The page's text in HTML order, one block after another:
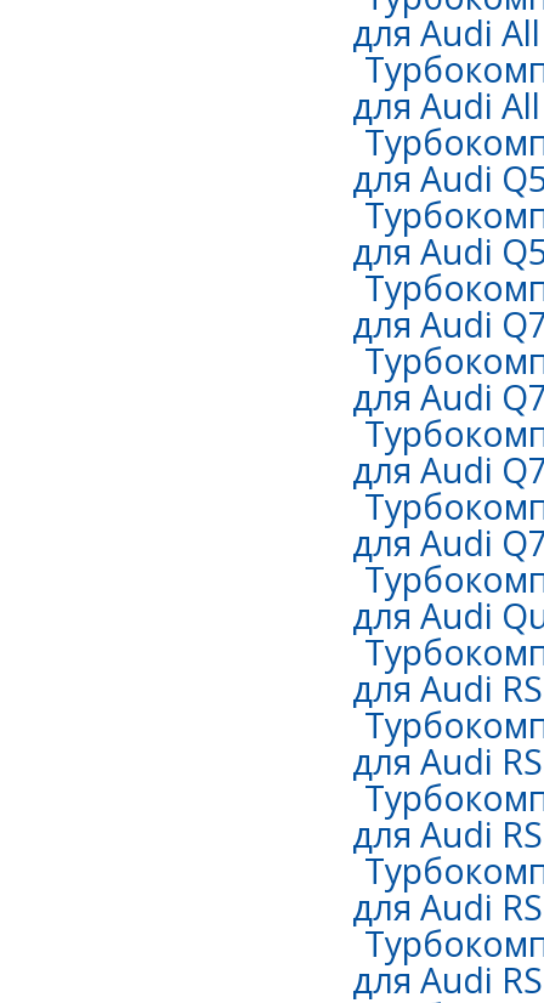
для Audi
для Audi
для Audi
для Audi
для Audi
для Audi
для Audi
для Audi
для Audi
для Audi
для Audi
для Audi
для Audi
для Audi